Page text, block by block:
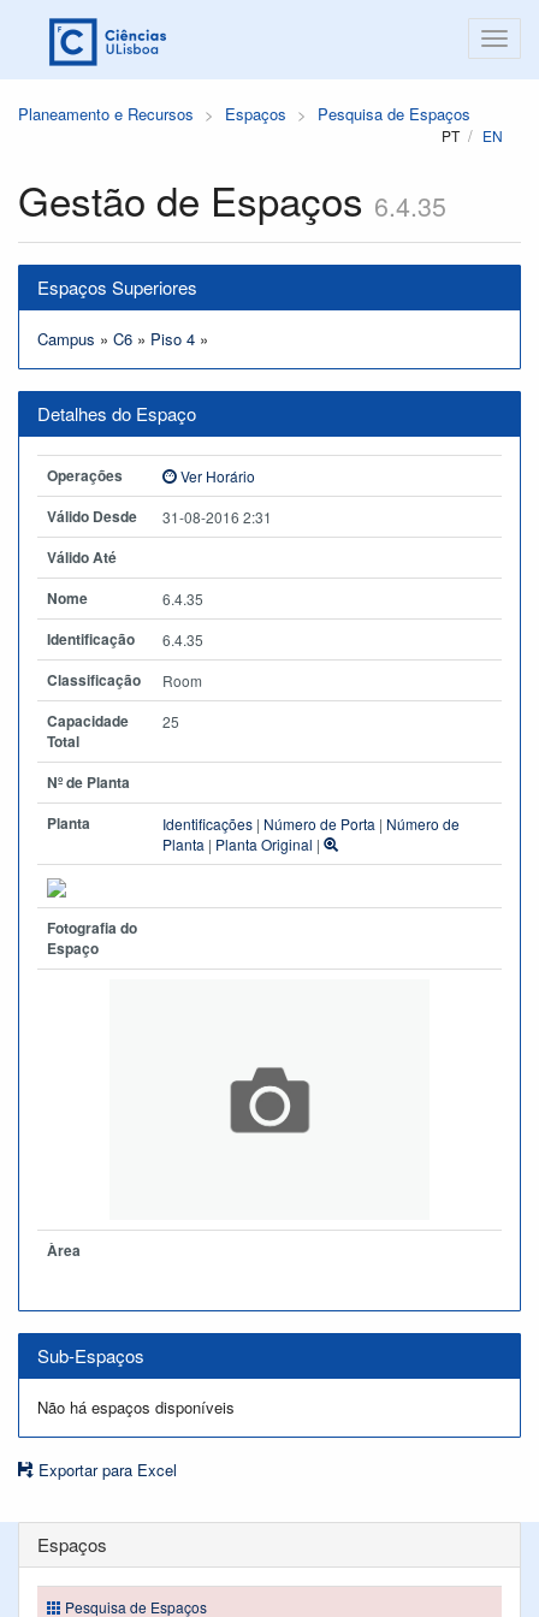
Planeamento e Recursos Espaços Pesquisa de Espaços
PT EN
Gestão de Espaços 6.4.35
Espaços Superiores
Campus » C6 » Piso 4 »
Detalhes do Espaço
Operações Ver Horário
Válido Desde 31-08-2016 2:31
Válido Até
Nome
6.4.35
Identificação 6.4.35
Classificação Room
Capacidade
Total
25
Nº de Planta
Planta
Identificações | Número de Porta | Número de
Planta | Planta Original |
Fotografia do
Espaço
Àrea
Sub-Espaços
Não há espaços disponíveis
Exportar para Excel
Espaços
Pesquisa de Espaços